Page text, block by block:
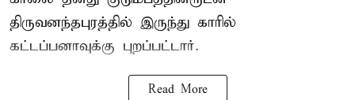
திருவனந்தபுரத்தில் இருந்து காரில்
கட்டப்பனாவுக்கு புறப்பட்டார்.
Read More